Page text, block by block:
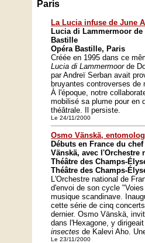
Paris
La Lucia infuse de June
Lucia di Lammermoor
Bastille
Opéra Bastille, Paris
Créée en 1995 dans ce
Lucia di Lammermoorde
par Andreï Serban avait
bruyantes controverses de
À l'époque, notre
mobilisé sa plume pour en
théâtrale. Il persiste.
Le 24/11/2000
Osmo Vänskä,
Débuts en France du
Vänskä, avec l'Orchestre
Théâtre des Champs-
Théâtre des Champs-
L'Orchestre national de
d'envoi de son cycle
musique scandinave.
cette série de cinq
dernier. Osmo Vänskä,
dans l'Hexagone, y
insectes de Kalevi Aho.
Le 23/11/2000